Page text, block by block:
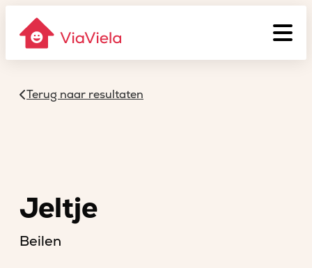
Terug naar resultaten
Jeltje
Beilen